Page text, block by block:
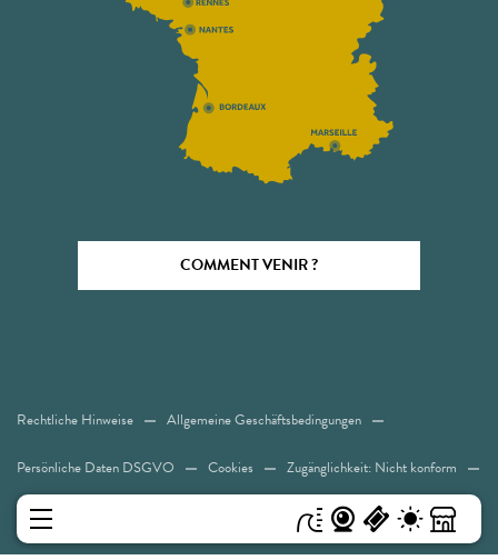
COMMENT VENIR ?
Rechtliche Hinweise Allgemeine Geschäftsbedingungen
Persönliche Daten DSGVO Cookies Zugänglichkeit: Nicht konform
Sitemap